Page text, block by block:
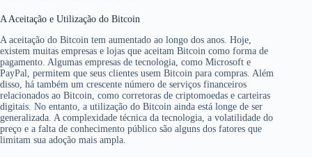
A Aceitação e Utilização do Bitcoin
A aceitação do Bitcoin tem aumentado ao longo dos anos. Hoje,
existem muitas empresas e lojas que aceitam Bitcoin como forma de
pagamento. Algumas empresas de tecnologia, como Microsoft e
PayPal, permitem que seus clientes usem Bitcoin para compras. Além
disso, há também um crescente número de serviços financeiros
relacionados ao Bitcoin, como corretoras de criptomoedas e carteiras
digitais. No entanto, a utilização do Bitcoin ainda está longe de ser
generalizada. A complexidade técnica da tecnologia, a volatilidade do
preço e a falta de conhecimento público são alguns dos fatores que
limitam sua adoção mais ampla.